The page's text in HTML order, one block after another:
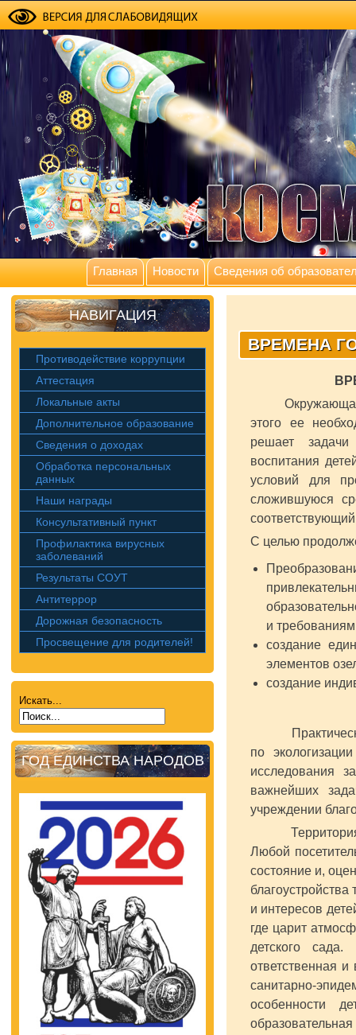
Главная Новости Сведения об
НАВИГАЦИЯ
Противодействие коррупции
Аттестация
Локальные акты
Дополнительное образование
Сведения о доходах
Обработка персональных
данных
Наши награды
Консультативный пункт
Профилактика вирусных
заболеваний
Результаты СОУТ
Антитеррор
Дорожная безопасность
Просвещение для родителей!
Искать...
ГОД ЕДИНСТВА НАРОДОВ
ВРЕМЕНА
Окружающая
этого ее
решает задачи
воспитания
условий для
сложившуюся
С целью
и
создание
элементов
создание
Практическая
по
исследования
важнейших
учреждении
Территория
Любой
состояние и,
и интересов
где царит
детского
ответственная
санитарно-
особенности